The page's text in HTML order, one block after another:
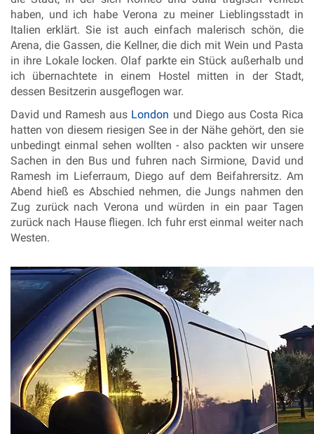
haben, und ich habe Verona zu meiner Lieblingsstadt in
Italien erklärt. Sie ist auch einfach malerisch schön, die
Arena, die Gassen, die Kellner, die dich mit Wein und Pasta
in ihre Lokale locken. Olaf parkte ein Stück außerhalb und
ich übernachtete in einem Hostel mitten in der Stadt,
dessen Besitzerin ausgeflogen war.
David und Ramesh aus London und Diego aus Costa Rica
hatten von diesem riesigen See in der Nähe gehört, den sie
unbedingt einmal sehen wollten - also packten wir unsere
Sachen in den Bus und fuhren nach Sirmione, David und
Ramesh im Lieferraum, Diego auf dem Beifahrersitz. Am
Abend hieß es Abschied nehmen, die Jungs nahmen den
Zug zurück nach Verona und würden in ein paar Tagen
zurück nach Hause fliegen. Ich fuhr erst einmal weiter nach
Westen.